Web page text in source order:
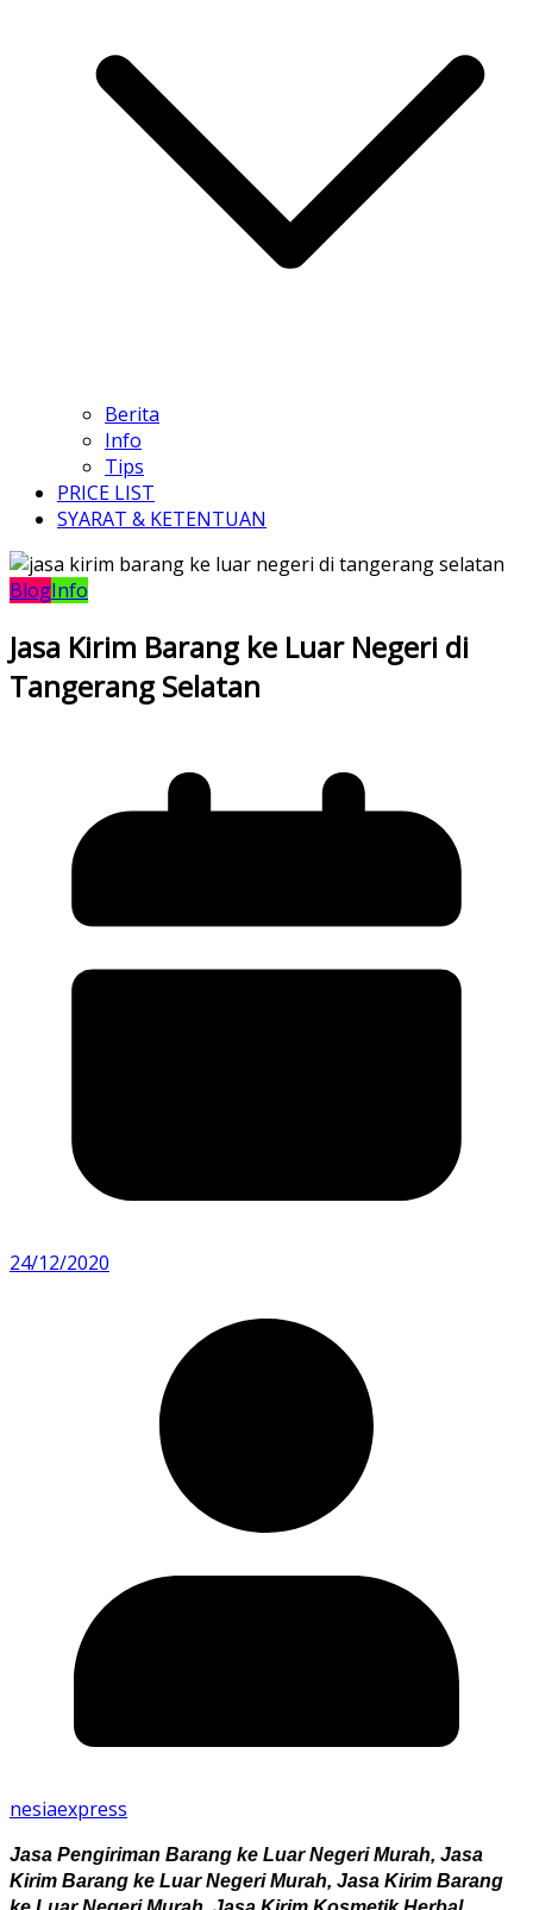
Berita
Info
Tips
PRICE LIST
SYARAT & KETENTUAN
BlogInfo
Jasa Kirim Barang ke Luar Negeri di
Tangerang Selatan
24/12/2020
nesiaexpress
Jasa Pengiriman Barang ke Luar Negeri Murah, Jasa
Kirim Barang ke Luar Negeri Murah, Jasa Kirim Barang